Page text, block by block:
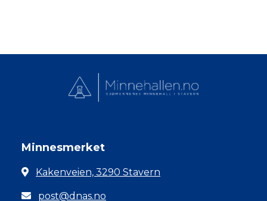
Minnesmerket
Kakenveien, 3290 Stavern
post@dnas.no